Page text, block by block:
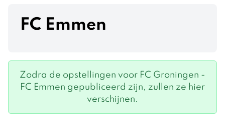
FC Emmen
Zodra de opstellingen voor FC Groningen -
FC Emmen gepubliceerd zijn, zullen ze hier
verschijnen.